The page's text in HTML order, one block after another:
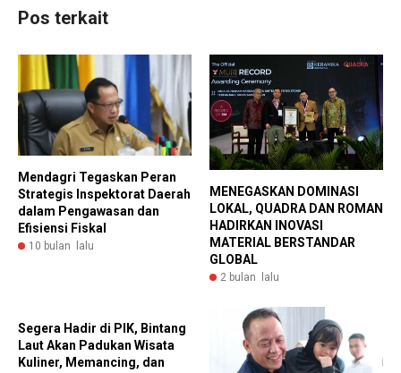
Pos terkait
Mendagri Tegaskan Peran
Strategis Inspektorat Daerah
dalam Pengawasan dan
Efisiensi Fiskal
10 bulan lalu
MENEGASKAN DOMINASI
LOKAL, QUADRA DAN ROMAN
HADIRKAN INOVASI
MATERIAL BERSTANDAR
GLOBAL
2 bulan lalu
Segera Hadir di PIK, Bintang
Laut Akan Padukan Wisata
Kuliner, Memancing, dan